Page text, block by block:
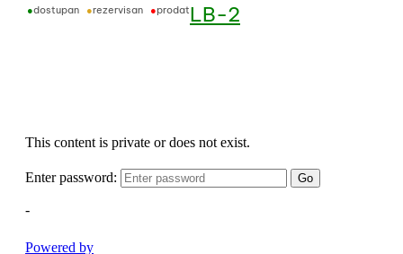
●dostupan ●rezervisan ●prodatLB-2